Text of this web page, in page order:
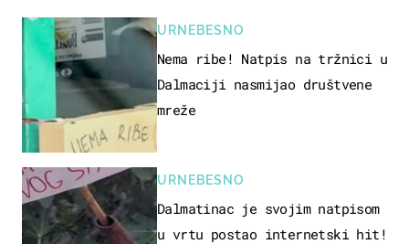
URNEBESNO
Nema ribe! Natpis na tržnici u
Dalmaciji nasmijao društvene
mreže
URNEBESNO
Dalmatinac je svojim natpisom
u vrtu postao internetski hit!